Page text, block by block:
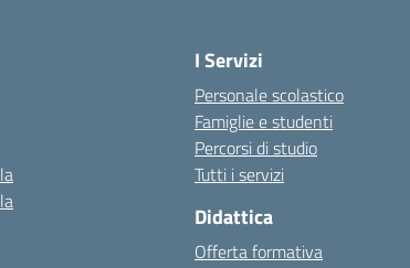
I Servizi
Personale scolastico
Famiglie e studenti
Percorsi di studio
Tutti i servizi
Didattica
Offerta formativa